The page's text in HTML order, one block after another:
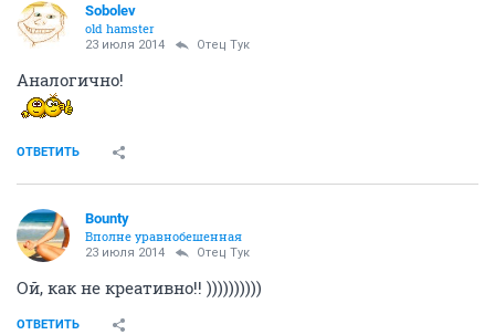
Sobolev
old hamster
23 июля 2014 Отец Тук
Аналогично!
ОТВЕТИТЬ
Bounty
Вполне уравнобешенная
23 июля 2014 Отец Тук
Ой, как не креативно!! ))))))))))
ОТВЕТИТЬ